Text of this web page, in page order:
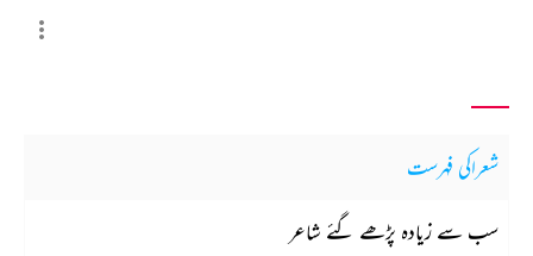
شعراکی فہرست
سب سے زیادہ پڑھے گئے شاعر